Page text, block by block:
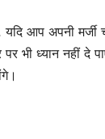
आप अपनी
भी ध्यान नहीं दे